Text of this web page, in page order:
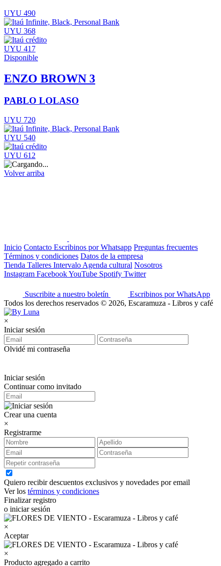
UYU 490
UYU 368
UYU 417
Disponible
ENZO BROWN 3
PABLO LOLASO
UYU 720
UYU 540
UYU 612
Volver arriba
Inicio Contacto Escribinos por Whatsapp Preguntas frecuentes
Términos y condiciones Datos de la empresa
Tienda Talleres Intervalo Agenda cultural Nosotros
Instagram FacebookYouTube Spotify Twitter
Suscribite a nuestro boletín
Escribinos por WhatsApp
Todos los derechos reservados © 2026, Escaramuza - Libros y café
×
Iniciar sesión
Olvidé mi contraseña
Iniciar sesión
Continuar como invitado
Crear una cuenta
×
Registrarme
Quiero recibir descuentos exclusivos y novedades por email
Ver los términos y condiciones
Finalizar registro
o iniciar sesión
×
Aceptar
×
Producto agregado a carrito